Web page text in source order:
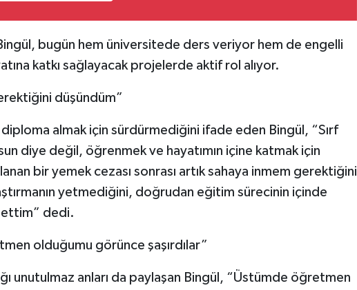
bugün hem üniversitede ders veriyor hem de engelli
katkı sağlayacak projelerde aktif rol alıyor.
düşündüm”
diploma almak için sürdürmediğini ifade eden Bingül, “Sırf
diye değil, öğrenmek ve hayatımın içine katmak için
bir yemek cezası sonrası artık sahaya inmem gerektiğini
yetmediğini, doğrudan eğitim sürecinin içinde
dedi.
olduğumu görünce şaşırdılar”
unutulmaz anları da paylaşan Bingül, “Üstümde öğretmen